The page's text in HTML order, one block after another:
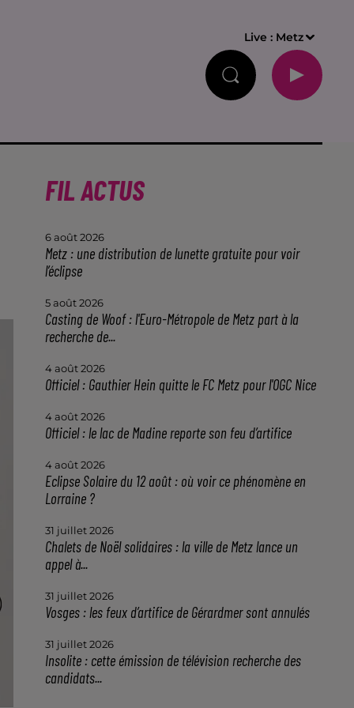
Live : Metz
FIL ACTUS
6 août 2026
Metz : une distribution de lunette gratuite pour voir
l’éclipse
5 août 2026
Casting de Woof : l'Euro-Métropole de Metz part à la
recherche de...
4 août 2026
Officiel : Gauthier Hein quitte le FC Metz pour l'OGC Nice
4 août 2026
Officiel : le lac de Madine reporte son feu d’artifice
4 août 2026
Eclipse Solaire du 12 août : où voir ce phénomène en
Lorraine ?
31 juillet 2026
Chalets de Noël solidaires : la ville de Metz lance un
appel à...
31 juillet 2026
Vosges : les feux d’artifice de Gérardmer sont annulés
31 juillet 2026
Insolite : cette émission de télévision recherche des
candidats...